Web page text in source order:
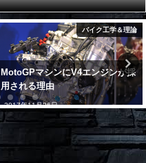
バイク工学＆理論
アクスルシャフトをクロモリ化っ
て効果ある？バイクの操縦安定性
に与える影響
2019年2月28日